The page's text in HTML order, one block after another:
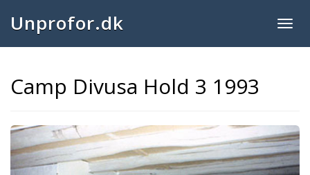
Unprofor.dk
Camp Divusa Hold 3 1993
Previous Next